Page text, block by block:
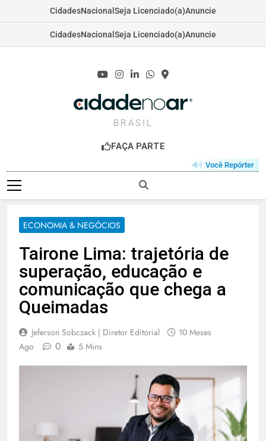
CidadesNacional Seja Licenciado(a)Anuncie
CidadesNacional Seja Licenciado(a)Anuncie
BRASIL
FAÇA PARTE
Você Repórter
ECONOMIA & NEGÓCIOS
Tairone Lima: trajetória de
superação, educação e
comunicação que chega a
Queimadas
Jeferson Sobczack | Diretor Editorial
10 Meses
Ago
0 5 Mins